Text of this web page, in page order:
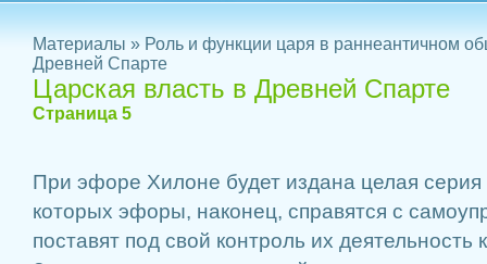
Материалы » Роль и функции царя в раннеантичном
Древней Спарте
Царская власть в Древней Спарте
Страница 5
При эфоре Хилоне будет издана целая
которых эфоры, наконец, справятся с
поставят под свой контроль их